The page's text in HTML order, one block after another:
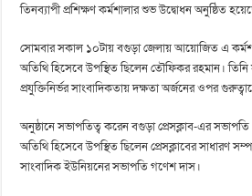
তিনব্যাপী প্রশিক্ষণ কর্মশালার শুভ উদ্বোধন অনুষ্ঠিত
সোমবার সকাল ১০টায় বগুড়া জেলায় আয়োজিত এ
অতিথি হিসেবে উপস্থিত ছিলেন তৌফিকর রহমান।
প্রযুক্তিনির্ভর সাংবাদিকতায় দক্ষতা অর্জনের ওপর
অনুষ্ঠানে সভাপতিত্ব করেন বগুড়া প্রেসক্লাব-এর
অতিথি হিসেবে উপস্থিত ছিলেন প্রেসক্লাবের সাধারণ
সাংবাদিক ইউনিয়নের সভাপতি গণেশ দাস।